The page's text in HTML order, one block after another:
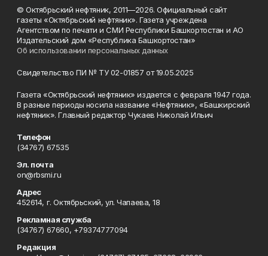
© Октябрьский нефтяник, 2011—2026. Официальный сайт
газеты «Октябрьский нефтяник». Газета учреждена
Агентством по печати и СМИ Республики Башкортостан и АО
Издательский дом «Республика Башкортостан»
Об использовании персональных данных
Свидетельство ПИ № ТУ 02-01857 от 19.05.2025
Газета «Октябрьский нефтяник» издается с февраля 1947 года.
В разные периоды носила название «Нефтяник», «Башкирский
нефтяник». Главный редактор Чукаев Николай Ильич
Телефон
(34767) 67535
Эл. почта
on@rbsmi.ru
Адрес
452614, г. Октябрьский, ул. Чапаева, 18
Рекламная служба
(34767) 67660, +79374777094
Редакция